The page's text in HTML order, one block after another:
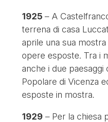
1925– A
terrena di casa
aprile una sua
opere esposte. Tra i
anche i due paesaggi
Popolare di Vicenza
esposte in mostra.
1929 – Per la chiesa